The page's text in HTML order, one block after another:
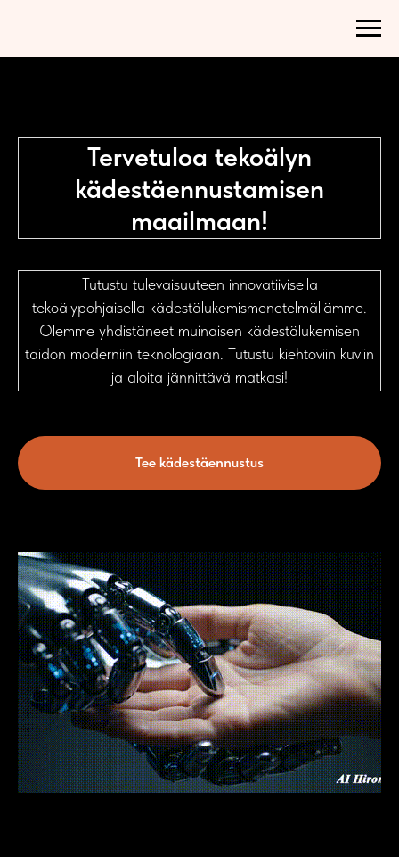
Tervetuloa tekoälyn
kädestäennustamisen
maailmaan!
Tutustu tulevaisuuteen innovatiivisella
tekoälypohjaisella kädestälukemismenetelmällämme.
Olemme yhdistäneet muinaisen kädestälukemisen
taidon moderniin teknologiaan. Tutustu kiehtoviin kuviin
ja aloita jännittävä matkasi!
Tee kädestäennustus